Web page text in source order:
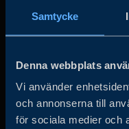
Samtycke
Denna webbplats
Vi använder
och annonserna till
för sociala medier och
det privata
öka sin globala